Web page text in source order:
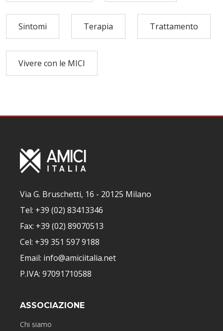
Sintomi Terapia Trattamento
Vivere con le MICI
Via G. Bruschetti, 16 - 20125 Milano
Tel: +39 (02) 83413346
Fax: +39 (02) 89070513
Cel: +39 351 597 9188
Email: info@amiciitalia.net
P.IVA: 97091710588
ASSOCIAZIONE
Chi siamo